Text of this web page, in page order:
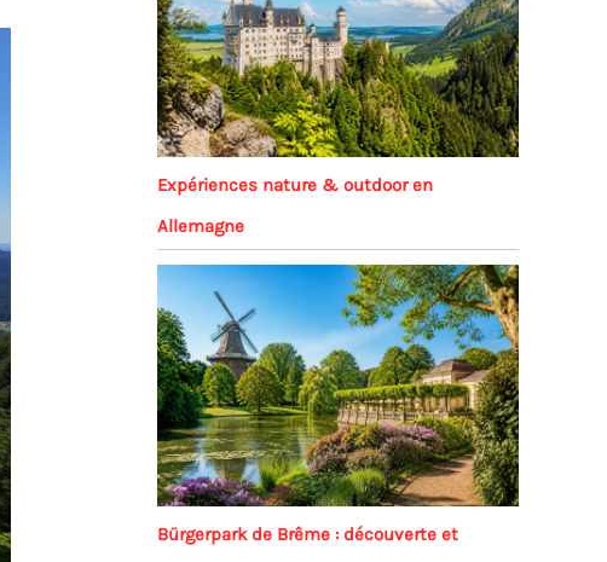
Expériences nature & outdoor en
Allemagne
Bürgerpark de Brême : découverte et